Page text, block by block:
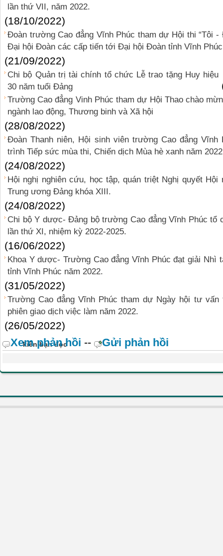
lần thứ VII, năm 2022.
(18/10/2022)
Đoàn trường Cao đẳng Vĩnh Phúc tham dự Hội thi “Tôi
Đại hội Đoàn các cấp tiến tới Đại hội Đoàn tỉnh Vĩnh
(21/09/2022)
Chi bộ Quản trị tài chính tổ chức Lễ trao tặng Huy hiệu
30 năm tuổi Đảng
Trường Cao đẳng Vinh Phúc tham dự Hội Thao chào
ngành lao động, Thương binh và Xã hội
(28/08/2022)
Đoàn Thanh niên, Hội sinh viên trường Cao đẳng
trình Tiếp sức mùa thi, Chiến dịch Mùa hè xanh năm
(24/08/2022)
Hội nghị nghiên cứu, học tập, quán triệt Nghị quyết Hội
Trung ương Đảng khóa XIII.
(24/08/2022)
Chi bộ Y dược- Đảng bộ trường Cao đẳng Vĩnh Phúc tổ
lần thứ XI, nhiệm kỳ 2022-2025.
(16/06/2022)
Khoa Y dược- Trường Cao đẳng Vĩnh Phúc đạt giải Nhì
tỉnh Vĩnh Phúc năm 2022.
(31/05/2022)
Trường Cao đẳng Vĩnh Phúc tham dự Ngày hội tư vấn
phiên giao dịch việc làm năm 2022.
(26/05/2022)
kiến bạn đọc
Xem phản hồi -- Gửi phản hồi